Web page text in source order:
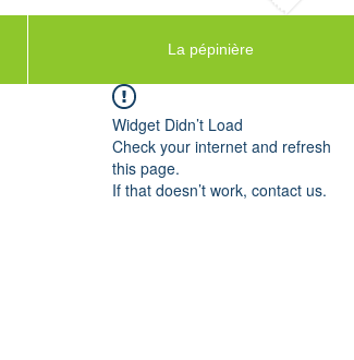
La pépinière
Widget Didn’t Load
Check your internet and refresh
this page.
If that doesn’t work, contact us.